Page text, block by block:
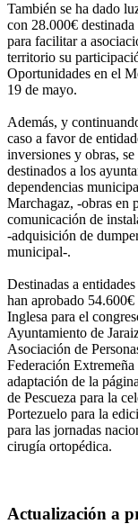
También se ha dado
con 28.000€
para facilitar a
territorio su
Oportunidades en el
19 de mayo.
Además, y
caso a favor de
inversiones y obras,
destinados a los
dependencias
Marchagaz, -obras en
comunicación de
-adquisición de
municipal-.
Destinadas a
han aprobado
Inglesa para el
Ayuntamiento de
Asociación de
Federación
adaptación de la
de Pescueza para la
Portezuelo para la
para las jornadas
cirugía ortopédica.
Actualización a